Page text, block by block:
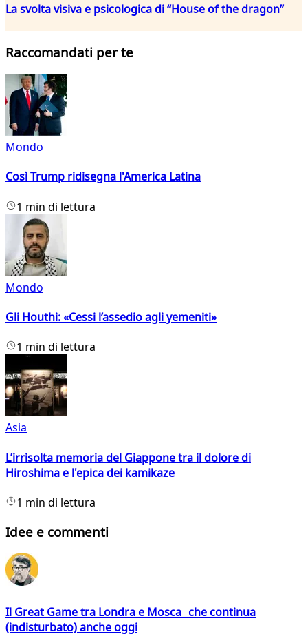
La svolta visiva e psicologica di “House of the dragon”
Raccomandati per te
Mondo
Così Trump ridisegna l'America Latina
1 min di lettura
Mondo
Gli Houthi: «Cessi l’assedio agli yemeniti»
1 min di lettura
Asia
L’irrisolta memoria del Giappone tra il dolore di
Hiroshima e l'epica dei kamikaze
1 min di lettura
Idee e commenti
Il Great Game tra Londra e Mosca che continua
(indisturbato) anche oggi